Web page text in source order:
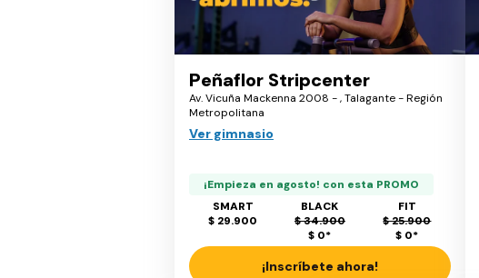
Peñaflor Stripcenter
Av. Vicuña Mackenna 2008 - , Talagante - Región
Metropolitana
Ver gimnasio
¡Empieza en agosto! con esta PROMO
SMART
$ 29.900
BLACK
$ 34.900
$ 0*
FIT
$ 25.900
$ 0*
¡Inscríbete ahora!